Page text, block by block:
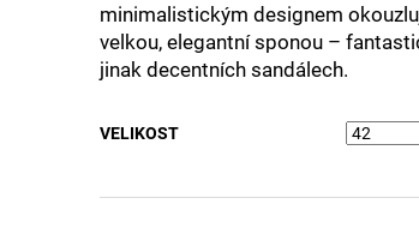
minimalistickým designem
velkou, elegantní sponou –
jinak decentních sandálech.
VELIKOST